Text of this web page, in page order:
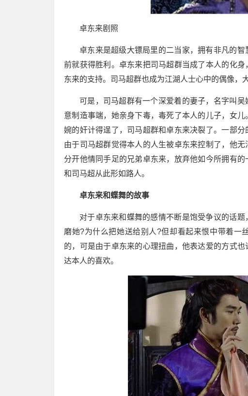
卓东来剧照
卓东来是超级大镖局里的二当家，拥有非凡的
前就获得胜利。卓东来把司马超群当成了本人的化
东来的支持。司马超群也成为江湖人士心中的偶像，
可是，司马超群有一个深爱着的妻子，名字叫
意制造事端，她亲身下毒，毒死了本人的儿子，女
婉的奸计得逞了，司马超群和卓东来决裂了。一部
由于司马超群觉得本人的人生被卓东来控制了，他
分开他情同手足的兄弟卓东来，放弃他如今所拥有
和司马超从此形如路人。
卓东来和蝶舞的故事
对于卓东来和蝶舞的感情不断是饱受争议的话
磨她?为什么把她送给别人?但却看起来恨中带着一
的，可是由于卓东来的心理扭曲，他表达爱的方式
达本人的喜欢。